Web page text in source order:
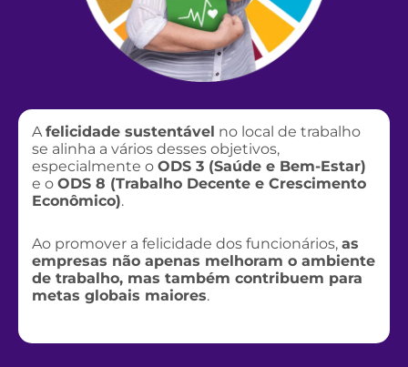
Afelicidade sustentável no local de trabalho
se alinha a vários desses objetivos,
especialmente o ODS 3 (Saúde e Bem-Estar)
e o ODS 8 (Trabalho Decente e Crescimento
Econômico).
Ao promover a felicidade dos funcionários, as
empresas não apenas melhoram o ambiente
de trabalho, mas também contribuem para
metas globais maiores.